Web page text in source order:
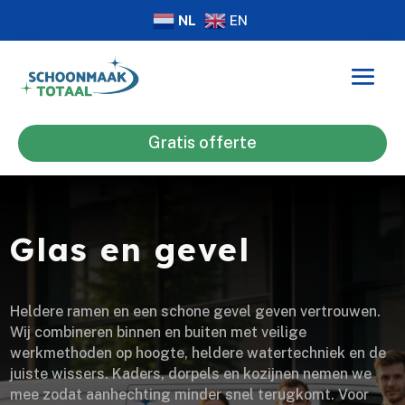
NL EN
Gratis offerte
Glas en gevel
Heldere ramen en een schone gevel geven vertrouwen.
Wij combineren binnen en buiten met veilige
werkmethoden op hoogte, heldere watertechniek en de
juiste wissers. Kaders, dorpels en kozijnen nemen we
mee zodat aanhechting minder snel terugkomt. Voor